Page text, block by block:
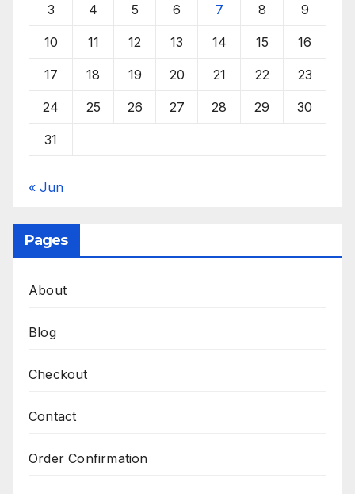
3 4 5 6 7 8 9
10 11 12 13 14 15 16
17 18 19 20 21 22 23
24 25 26 27 28 29 30
31
« Jun
Pages
About
Blog
Checkout
Contact
Order Confirmation